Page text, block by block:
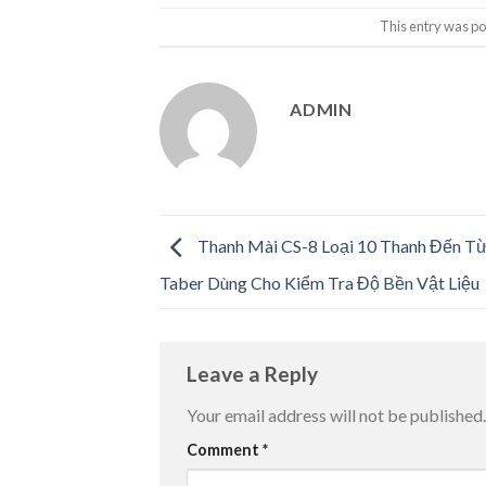
This entry was
ADMIN
Thanh Mài CS-8 Loại 10 Thanh Đến
Taber Dùng Cho Kiểm Tra Độ Bền Vật Liệu
Leave a Reply
Your email address will not be published.
Comment *